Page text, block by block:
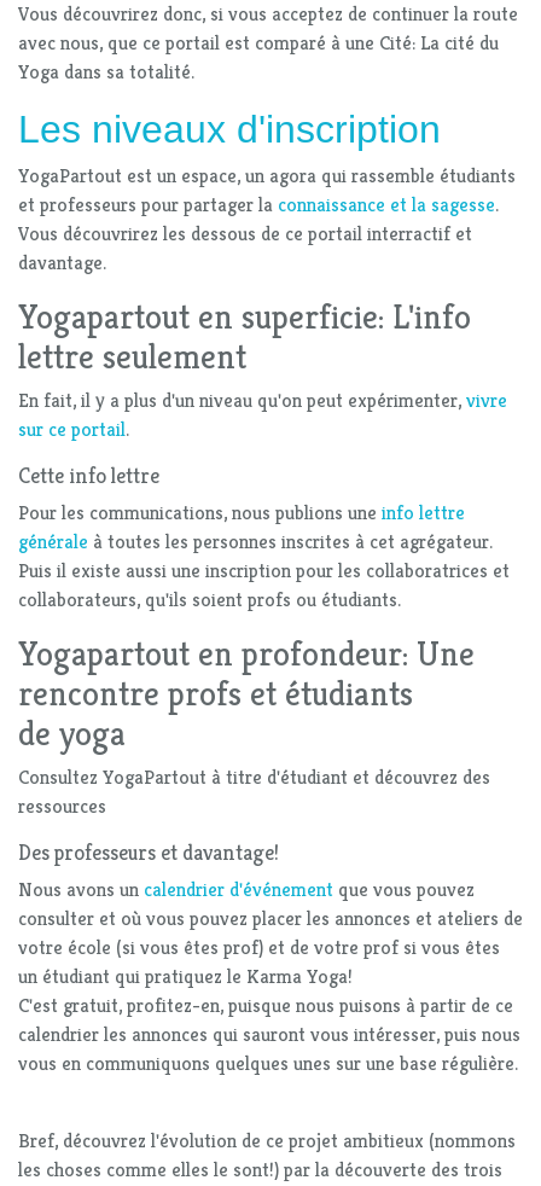
Vous découvrirez donc, si vous acceptez de continuer la route
avec nous, que ce portail est comparé à une Cité: La cité du
Yoga dans sa totalité.
Les niveaux d'inscription
YogaPartout est un espace, un agora qui rassemble étudiants
et professeurs pour partager la connaissance et la sagesse.
Vous découvrirez les dessous de ce portail interractif et
davantage.
Yogapartout en superficie: L'info
lettre seulement
En fait, il y a plus d'un niveau qu'on peut expérimenter,vivre
sur ce portail.
Cette info lettre
Pour les communications, nous publions une info lettre
générale à toutes les personnes inscrites à cet agrégateur.
Puis il existe aussi une inscription pour les collaboratrices et
collaborateurs, qu'ils soient profs ou étudiants.
Yogapartout en profondeur: Une
rencontre profs et étudiants
de yoga
Consultez YogaPartout à titre d'étudiant et découvrez des
ressources
Des professeurs et davantage!
Nous avons un calendrier d'événement que vous pouvez
consulter et où vous pouvez placer les annonces et ateliers de
votre école (si vous êtes prof) et de votre prof si vous êtes
un étudiant qui pratiquez le Karma Yoga!
C'est gratuit, profitez-en, puisque nous puisons à partir de ce
calendrier les annonces qui sauront vous intéresser, puis nous
vous en communiquons quelques unes sur une base régulière.
Bref, découvrez l'évolution de ce projet ambitieux (nommons
les choses comme elles le sont!) par la découverte des trois